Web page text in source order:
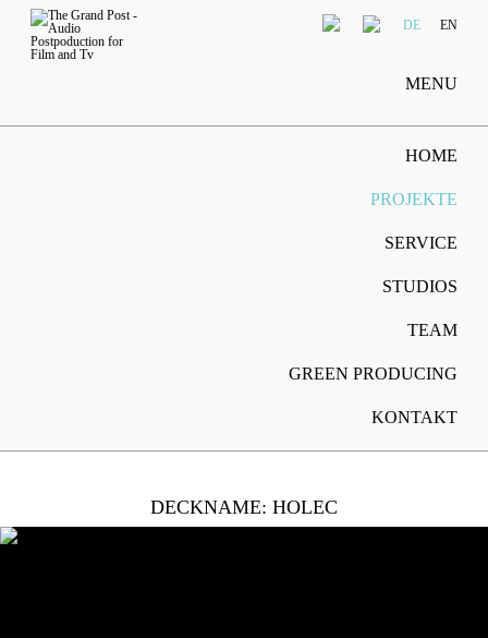
DE EN
MENU
HOME
PROJEKTE
SERVICE
STUDIOS
TEAM
GREEN PRODUCING
KONTAKT
DECKNAME: HOLEC